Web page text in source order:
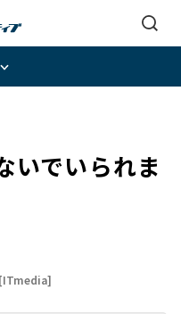
いでいられま
[ITmedia]